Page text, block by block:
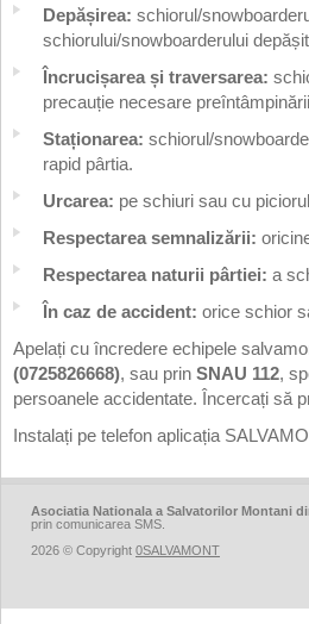
Depășirea: schiorul/
schiorului/snowboarderului
Încrucișarea și traversarea:
precauție necesare
Staționarea: schiorul/
rapid pârtia.
Urcarea: pe schiuri sau cu
Respectarea semnalizării:
Respectarea naturii pârtiei: a
În caz de accident: orice schior
Apelați cu încredere echipele
(0725826668), sau prin SNAU 112,
persoanele accidentate. Încercați să
Instalați pe telefon aplicația
Asociatia Nationala a Salvatorilor Montani
prin comunicarea SMS.
2026 © Copyright 0SALVAMONT